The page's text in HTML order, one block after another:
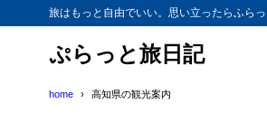
旅はもっと自由でいい。思い立ったらふら
ぷらっと旅日記
home 高知県の観光案内